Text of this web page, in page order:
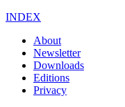
INDEX
About
Newsletter
Downloads
Editions
Privacy